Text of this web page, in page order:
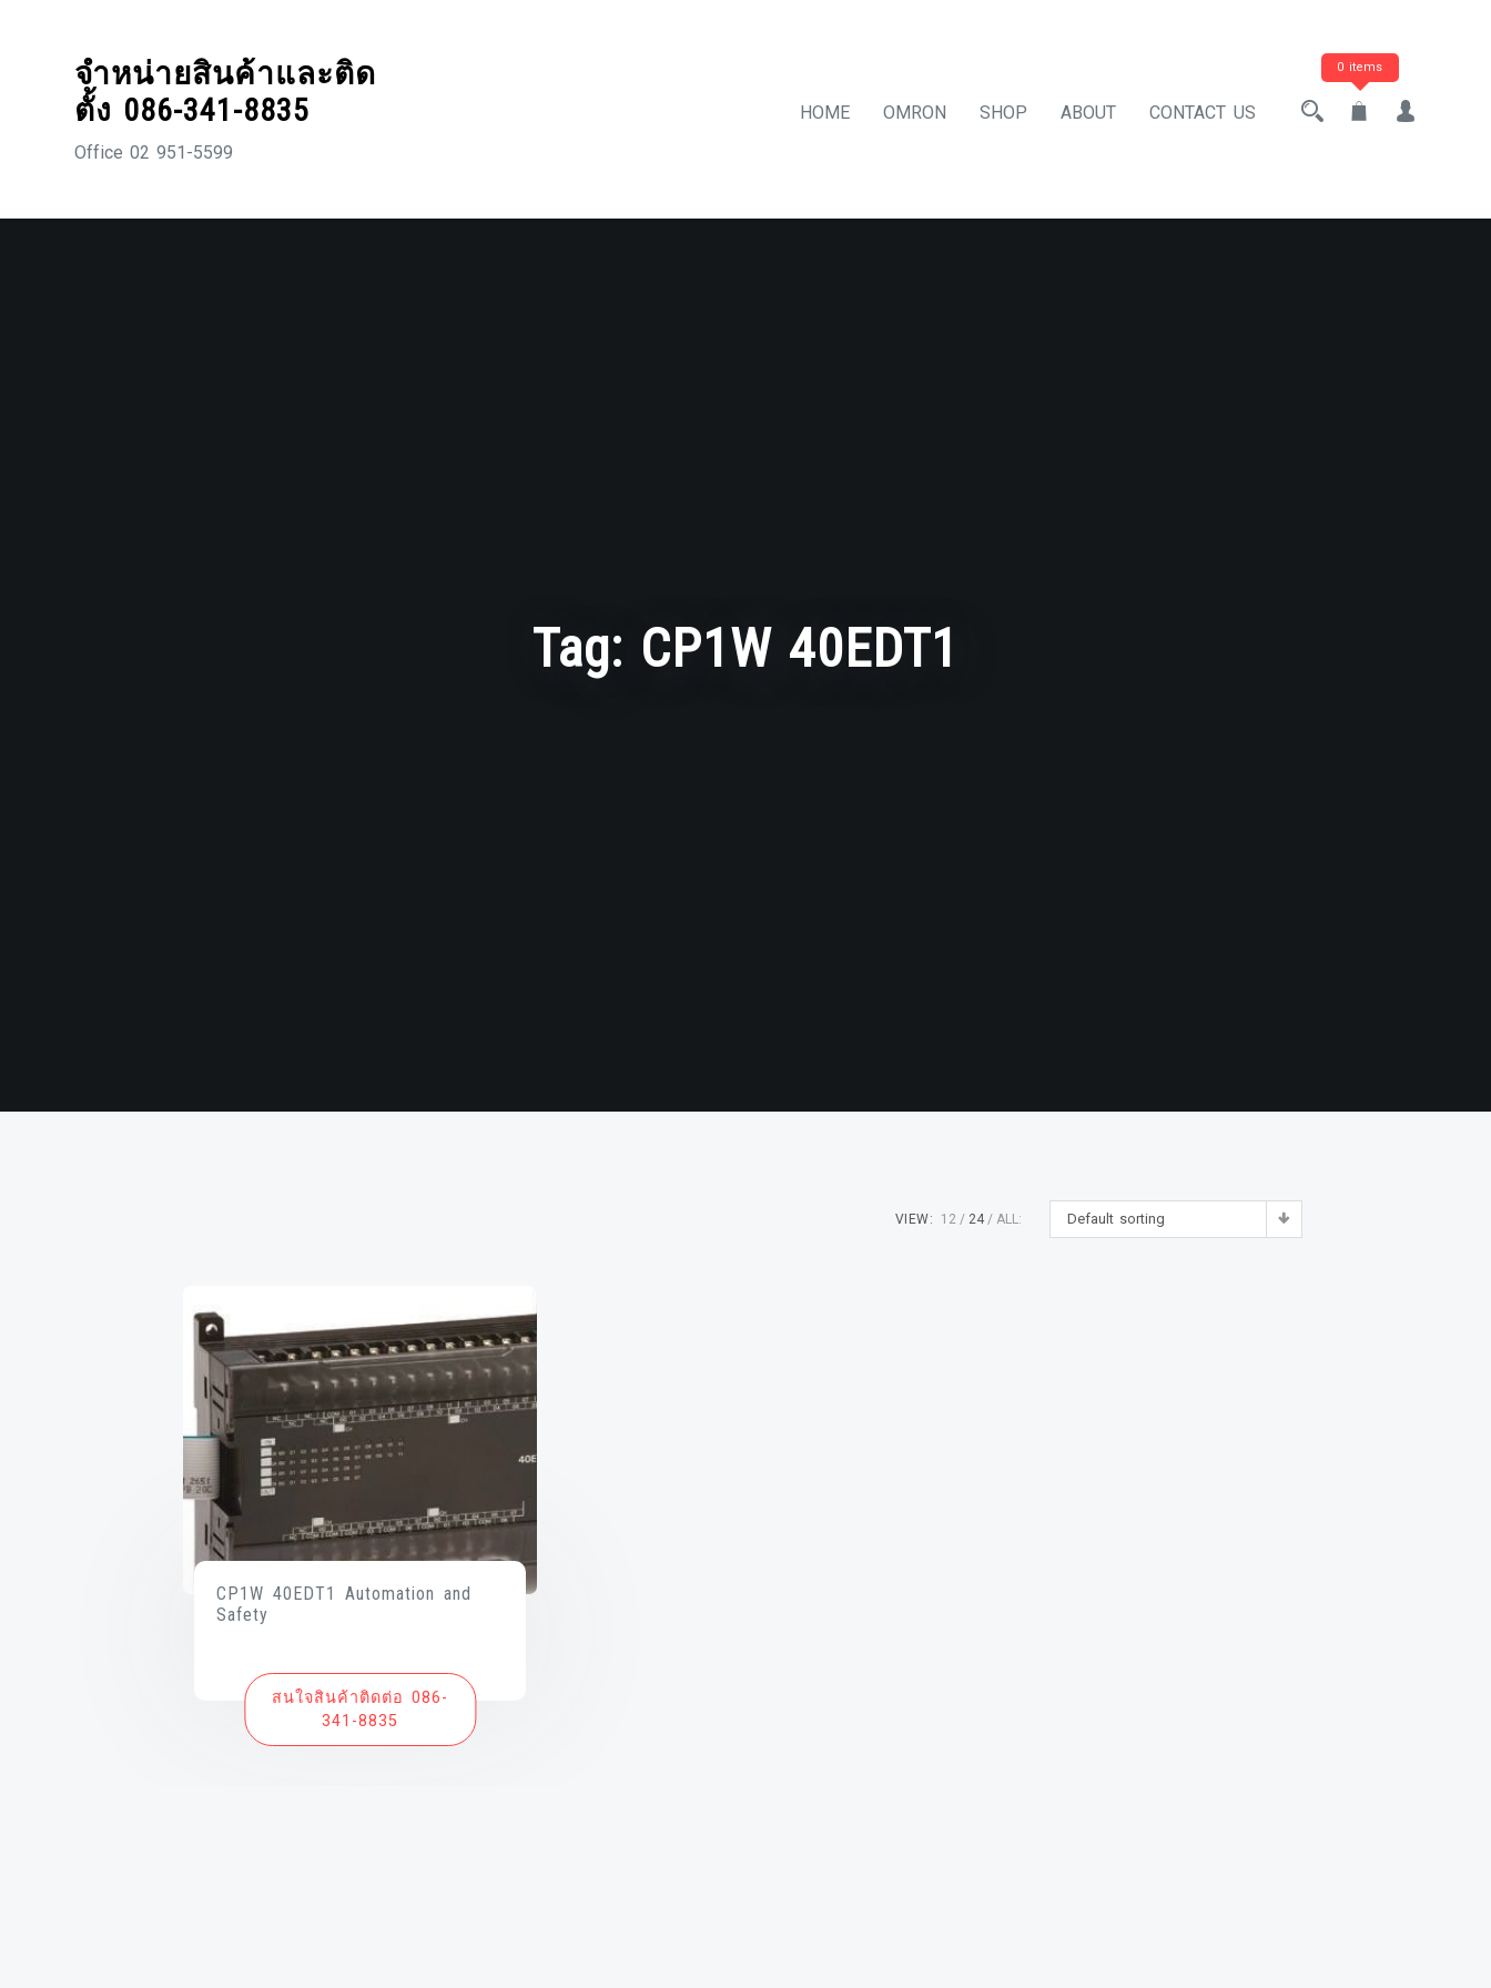
จำหน่ายสินค้าและติด
ตั้ง 086-341-8835
Office 02 951-5599
HOME OMRON SHOP ABOUT CONTACT US
0 items
Tag: CP1W 40EDT1
Default sorting
VIEW: 12 24 ALL:
CP1W 40EDT1 Automation and
Safety
สนใจสินค้าติดต่อ 086-
341-8835